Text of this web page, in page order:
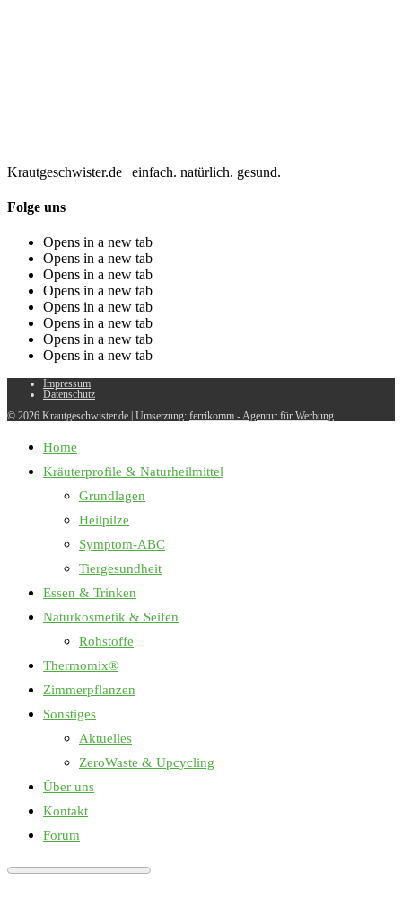
Krautgeschwister.de | einfach. natürlich. gesund.
Folge uns
Opens in a new tab
Opens in a new tab
Opens in a new tab
Opens in a new tab
Opens in a new tab
Opens in a new tab
Opens in a new tab
Opens in a new tab
Impressum
Datenschutz
© 2026 Krautgeschwister.de Umsetzung: ferrikomm - Agentur für Werbung
Home
Kräuterprofile & Naturheilmittel
Grundlagen
Heilpilze
Symptom-ABC
Tiergesundheit
Essen & Trinken
Naturkosmetik & Seifen
Rohstoffe
Thermomix®
Zimmerpflanzen
Sonstiges
Aktuelles
ZeroWaste & Upcycling
Über uns
Kontakt
Forum